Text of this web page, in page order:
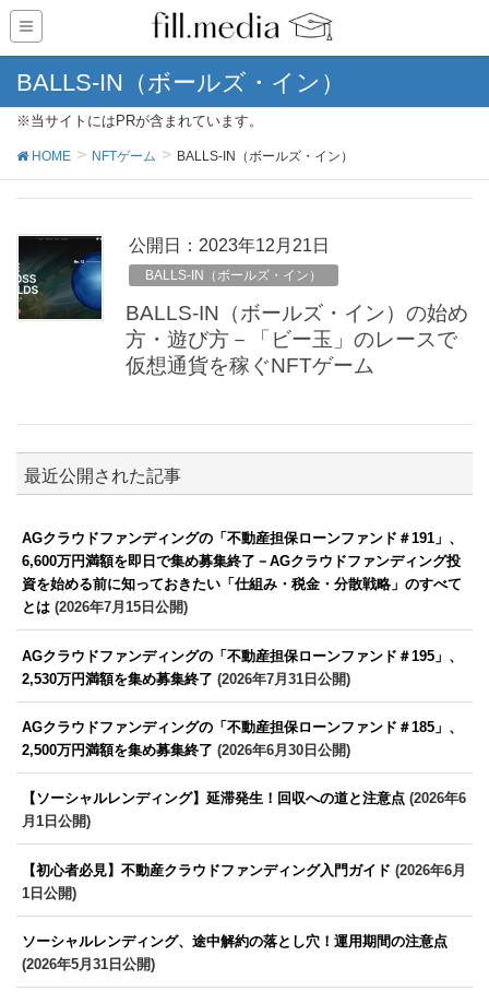
BALLS-IN（ボールズ・イン）
※当サイトにはPRが含まれています。
HOME NFTゲーム BALLS-IN（ボールズ・イン）
公開日： 2023年12月21日
BALLS-IN（ボールズ・イン）
BALLS-IN（ボールズ・イン）の始め
方・遊び方－「ビー玉」のレースで
仮想通貨を稼ぐNFTゲーム
最近公開された記事
AGクラウドファンディングの「不動産担保ローンファンド＃191」、
6,600万円満額を即日で集め募集終了－AGクラウドファンディング投
資を始める前に知っておきたい「仕組み・税金・分散戦略」のすべて
とは (2026年7月15日公開)
AGクラウドファンディングの「不動産担保ローンファンド＃195」、
2,530万円満額を集め募集終了 (2026年7月31日公開)
AGクラウドファンディングの「不動産担保ローンファンド＃185」、
2,500万円満額を集め募集終了 (2026年6月30日公開)
【ソーシャルレンディング】延滞発生！回収への道と注意点 (2026年6
月1日公開)
【初心者必見】不動産クラウドファンディング入門ガイド (2026年6月
1日公開)
ソーシャルレンディング、途中解約の落とし穴！運用期間の注意点
(2026年5月31日公開)